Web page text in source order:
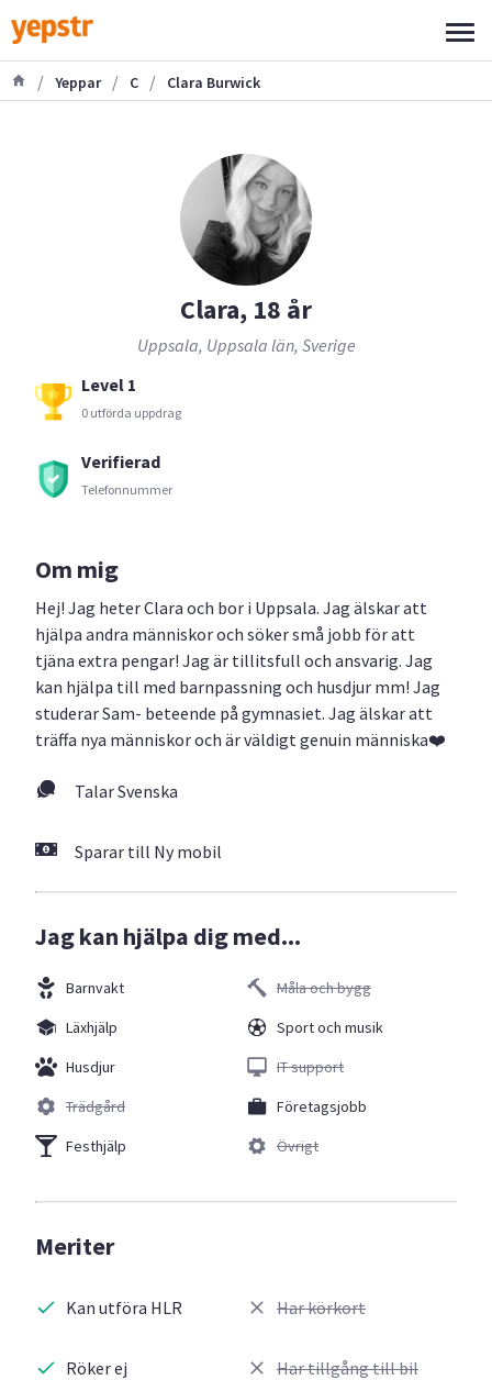
/ Yeppar / C / Clara Burwick
Clara, 18 år
Uppsala, Uppsala län, Sverige
Level 1
0 utförda uppdrag
Verifierad
Telefonnummer
Om mig
Hej! Jag heter Clara och bor i Uppsala. Jag älskar att
hjälpa andra människor och söker små jobb för att
tjäna extra pengar! Jag är tillitsfull och ansvarig. Jag
kan hjälpa till med barnpassning och husdjur mm! Jag
studerar Sam- beteende på gymnasiet. Jag älskar att
träffa nya människor och är väldigt genuin människa❤️
Talar Svenska
Sparar till Ny mobil
Jag kan hjälpa dig med...
Barnvakt
Läxhjälp
Husdjur
Trädgård
Festhjälp
Måla och bygg
Sport och musik
IT support
Företagsjobb
Övrigt
Meriter
Kan utföra HLR
Röker ej
Har körkort
Har tillgång till bil